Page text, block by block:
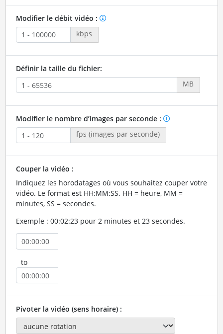
Modifier le débit vidéo :
kbps
Définir la taille du fichier:
MB
Modifier le nombre d’images par seconde :
fps (images par seconde)
Couper la vidéo :
Indiquez les horodatages où vous souhaitez couper votre
vidéo. Le format est HH:MM:SS. HH = heure, MM =
minutes, SS = secondes.
Exemple : 00:02:23 pour 2 minutes et 23 secondes.
to
Pivoter la vidéo (sens horaire) :